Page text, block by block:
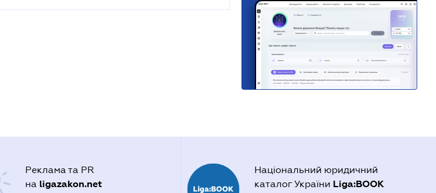
Реклама та PR
на ligazakon.net
Національний юридичний
каталог України Liga:BOOK